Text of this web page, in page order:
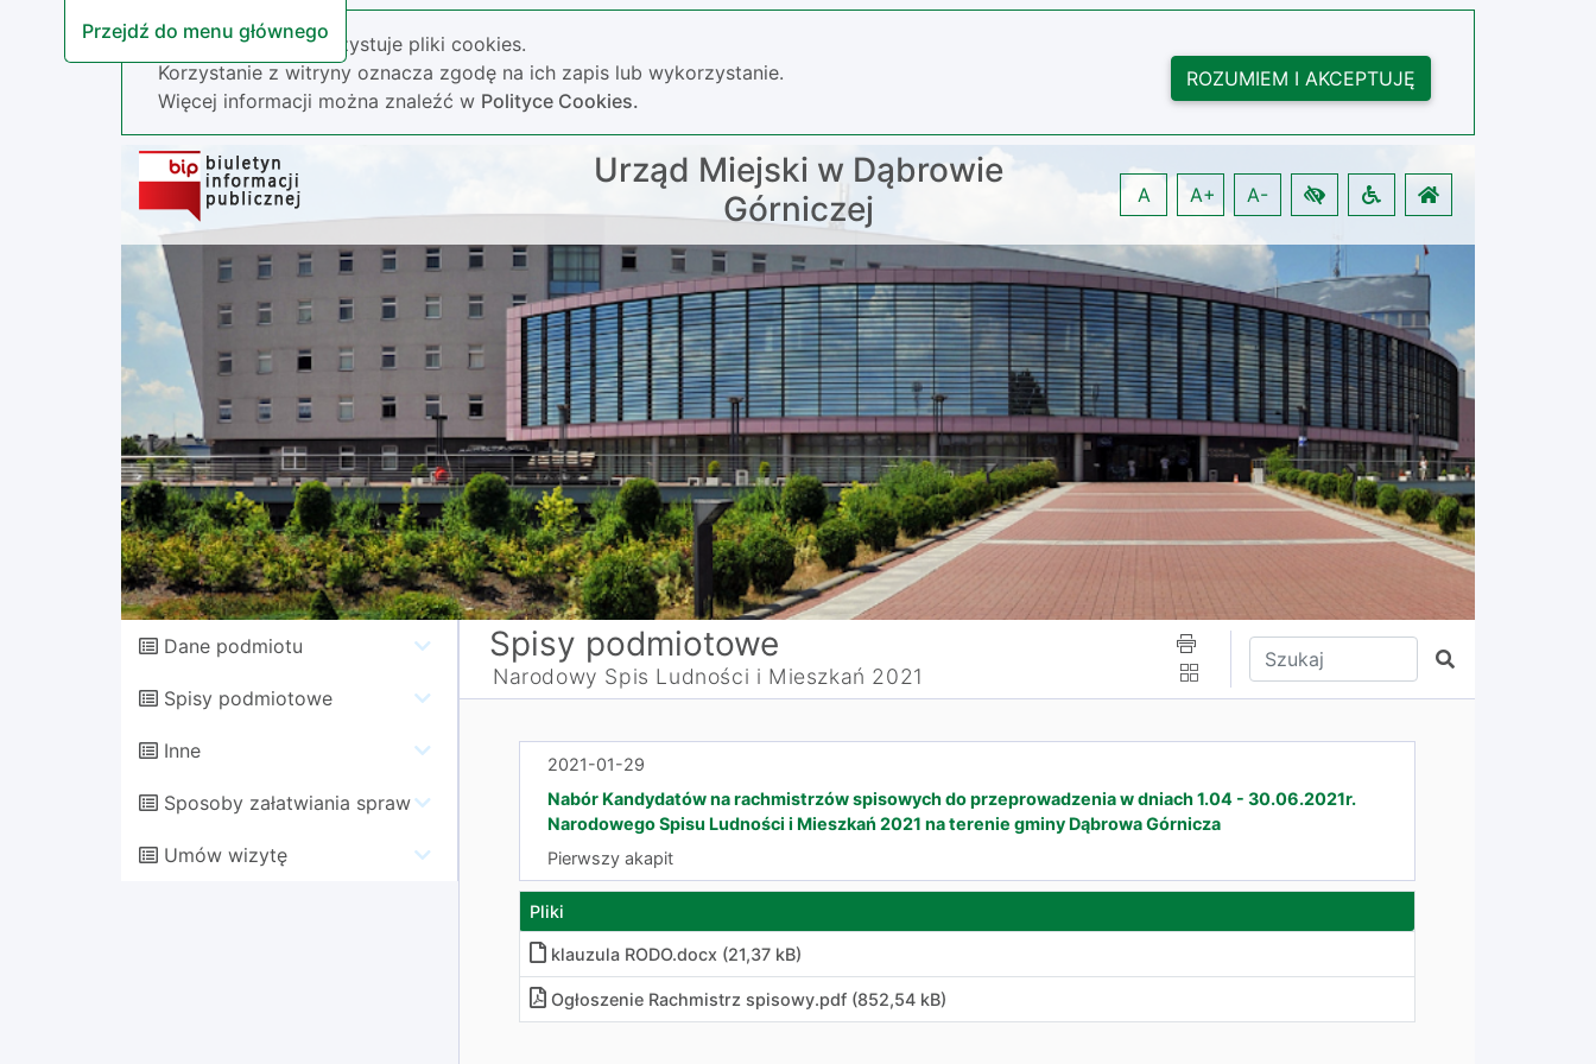
Przejdź do menu głównego
Nasza strona wykorzystuje pliki cookies.
Korzystanie z witryny oznacza zgodę na ich zapis lub wykorzystanie.
Więcej informacji można znaleźć w Polityce Cookies.
ROZUMIEM I AKCEPTUJĘ
Urząd Miejski w Dąbrowie
Górniczej
A A+ A-
Dane podmiotu
Spisy podmiotowe
Inne
Sposoby załatwiania spraw
Umów wizytę
Spisy podmiotowe
Narodowy Spis Ludności i Mieszkań 2021
Wpisz tekst do wyszukania
Szukaj
2021-01-29
Nabór Kandydatów na rachmistrzów spisowych do przeprowadzenia w dniach 1.04 - 30.06.2021r.
Narodowego Spisu Ludności i Mieszkań 2021 na terenie gminy Dąbrowa Górnicza
Pierwszy akapit
Pliki
klauzula RODO.docx (21,37 kB)
Ogłoszenie Rachmistrz spisowy.pdf (852,54 kB)